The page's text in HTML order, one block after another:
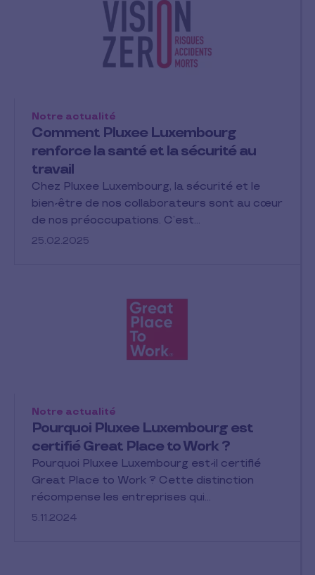
Comment Pluxee Luxembourg
renforce la santé et la sécurité au
travail
Notre actualité
Chez Pluxee Luxembourg, la sécurité et le
bien-être de nos collaborateurs sont au cœur
de nos préoccupations. C’est…
25.02.2025
Pourquoi Pluxee Luxembourg est
certifié Great Place to Work ?
Notre actualité
Pourquoi Pluxee Luxembourg est-il certifié
Great Place to Work ? Cette distinction
récompense les entreprises qui…
5.11.2024